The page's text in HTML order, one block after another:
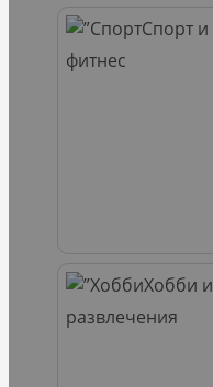
Спорт и
фитнес
Хобби и
развлечения